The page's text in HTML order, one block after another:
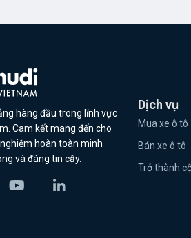
hàng đầu trong lĩnh vực
Cam kết mang đến cho
hoàn toàn minh
và đáng tin cậy.
Dịch vụ
Mua xe ô tô
Bán xe ô tô
Trở thành